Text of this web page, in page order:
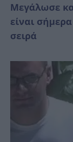
Μεγάλωσε
είναι
σειρά